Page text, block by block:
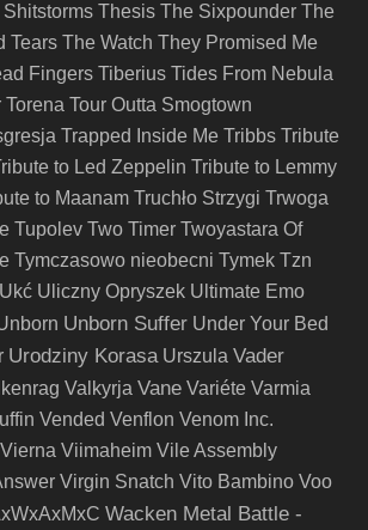
Thesis The Sixpounder The
Tears The Watch They Promised Me
Fingers Tiberius Tides From Nebula
Torena Tour Outta Smogtown
Trapped Inside Me Tribbs Tribute
to Led Zeppelin Tribute to Lemmy
to Maanam Truchło Strzygi Trwoga
Tupolev Two Timer Twoyastara Of
Tymczasowo nieobecni Tymek Tzn
Ukć Uliczny Opryszek Ultimate Emo
Unborn Suffer Under Your Bed
Urodziny Korasa Urszula Vader
Valkyrja Vane Variéte Varmia
Vended Venflon Venom Inc.
Vierna Viimaheim Vile Assembly
Virgin Snatch Vito Bambino Voo
Wacken Metal Battle -